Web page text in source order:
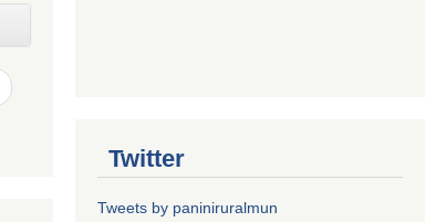
Twitter
Tweets by paniniruralmun